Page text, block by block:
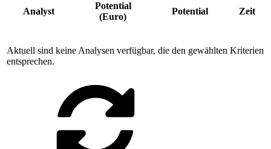
Analyst
Potential
(Euro)
Potential Zeit
Aktuell sind keine Analysen verfügbar, die den gewählten Kriterien
entsprechen.